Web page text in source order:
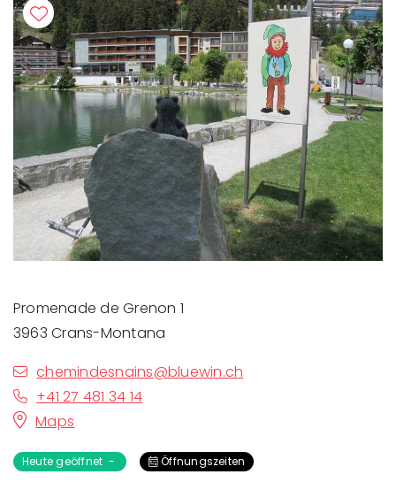
Promenade de Grenon 1
3963 Crans-Montana
chemindesnains@bluewin.ch
+41 27 481 34 14
Maps
Heute geöffnet - Öffnungszeiten